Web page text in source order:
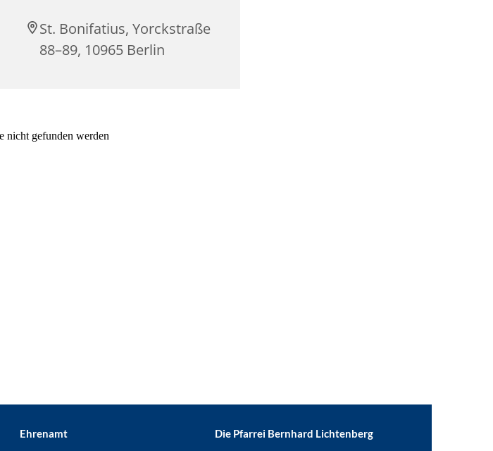
St. Bonifatius, Yorckstraße
88–89, 10965 Berlin
Ehrenamt
Die Pfarrei Bernhard Lichtenberg